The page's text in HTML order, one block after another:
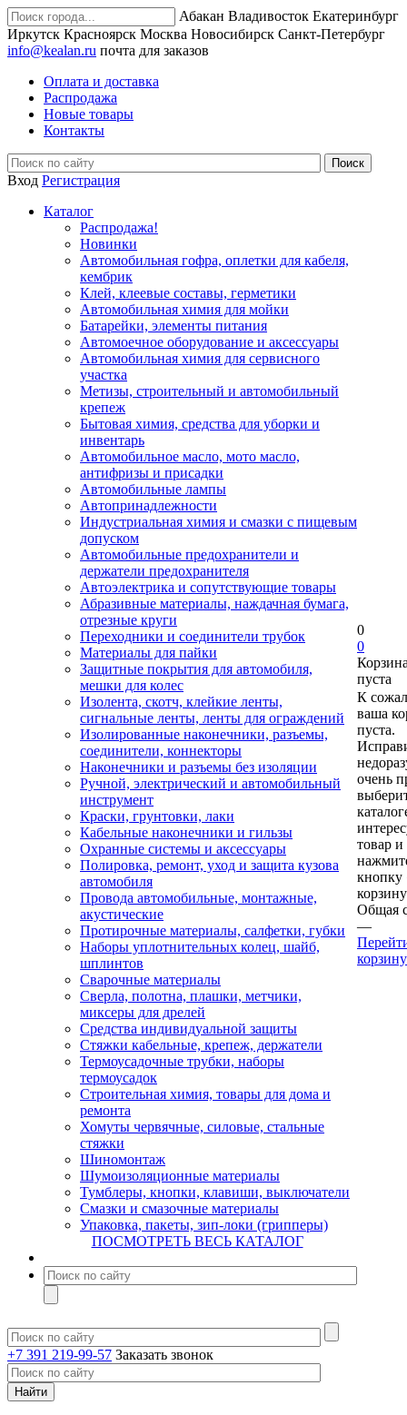
Абакан Владивосток Екатеринбург
Иркутск Красноярск Москва Новосибирск Санкт-Петербург
info@kealan.ru почта для заказов
Оплата и доставка
Распродажа
Новые товары
Контакты
Вход Регистрация
Каталог
Распродажа!
Новинки
Автомобильная гофра, оплетки для кабеля,
кембрик
Клей, клеевые составы, герметики
Автомобильная химия для мойки
Батарейки, элементы питания
Автомоечное оборудование и аксессуары
Автомобильная химия для сервисного
участка
Метизы, строительный и автомобильный
крепеж
Бытовая химия, средства для уборки и
инвентарь
Автомобильное масло, мото масло,
антифризы и присадки
Автомобильные лампы
Автопринадлежности
Индустриальная химия и смазки с пищевым
допуском
Автомобильные предохранители и
держатели предохранителя
Автоэлектрика и сопутствующие товары
Абразивные материалы, наждачная бумага,
отрезные круги
Переходники и соединители трубок
Материалы для пайки
Защитные покрытия для автомобиля,
мешки для колес
Изолента, скотч, клейкие ленты,
сигнальные ленты, ленты для ограждений
Изолированные наконечники, разъемы,
соединители, коннекторы
Наконечники и разъемы без изоляции
Ручной, электрический и автомобильный
инструмент
Краски, грунтовки, лаки
Кабельные наконечники и гильзы
Охранные системы и аксессуары
Полировка, ремонт, уход и защита кузова
автомобиля
Провода автомобильные, монтажные,
акустические
Протирочные материалы, салфетки, губки
Наборы уплотнительных колец, шайб,
шплинтов
Сварочные материалы
Сверла, полотна, плашки, метчики,
миксеры для дрелей
Средства индивидуальной защиты
Стяжки кабельные, крепеж, держатели
Термоусадочные трубки, наборы
термоусадок
Строительная химия, товары для дома и
ремонта
Хомуты червячные, силовые, стальные
стяжки
Шиномонтаж
Шумоизоляционные материалы
Тумблеры, кнопки, клавиши, выключатели
Смазки и смазочные материалы
Упаковка, пакеты, зип-локи (грипперы)
ПОСМОТРЕТЬ ВЕСЬ КАТАЛОГ
+7 391 219-99-57 Заказать звонок
0
0
пуста
К
ваша
пуста.
очень
товар и
кнопку
Общая
—
корзину